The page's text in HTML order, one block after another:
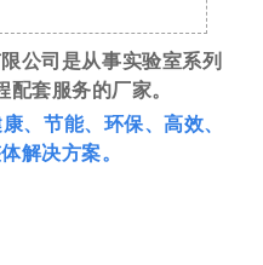
公司是从事实验室系列
套服务的厂家。
节能、环保、高效、
解决方案。